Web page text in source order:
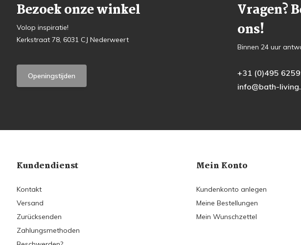
Bezoek onze winkel
Volop inspiratie!
Kerkstraat 78, 6031 CJ Nederweert
Openingstijden
Vragen?
ons!
Binnen 24 uur
+31 (0)495
info@bath-
Kundendienst
Kontakt
Versand
Zurücksenden
Zahlungsmethoden
Mein Konto
Kundenkonto anlegen
Meine Bestellungen
Mein Wunschzettel